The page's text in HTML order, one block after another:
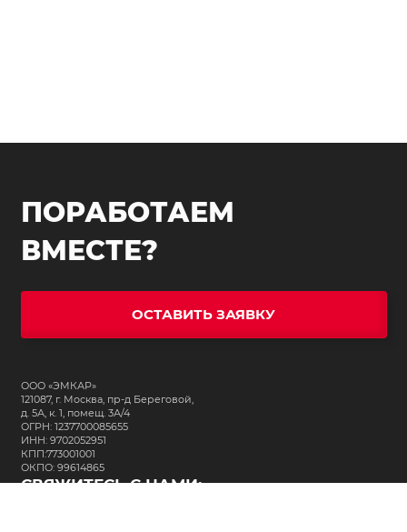
ПОРАБОТАЕМ
ВМЕСТЕ?
ОСТАВИТЬ ЗАЯВКУ
ООО «ЭМКАР»
121087, г. Москва, пр-д Береговой,
д. 5А, к. 1, помещ. 3А/4
ОГРН: 1237700085655
ИНН: 9702052951
КПП:773001001
ОКПО: 99614865
СВЯЖИТЕСЬ С НАМИ: